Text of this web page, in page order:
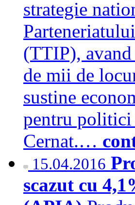
strategie
(TTIP), avand
de mii de
sustine
pentru politici
Cernat.…
15.04.2016
scazut cu